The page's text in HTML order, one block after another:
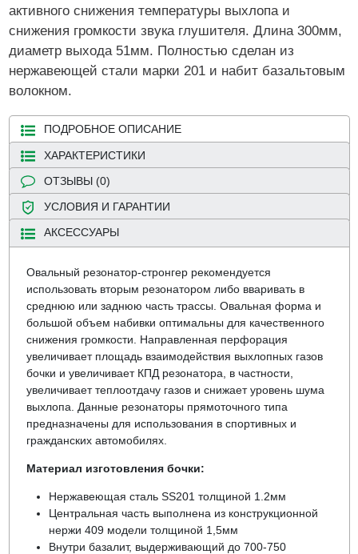
активного снижения температуры выхлопа и
снижения громкости звука глушителя. Длина 300мм,
диаметр выхода 51мм. Полностью сделан из
нержавеющей стали марки 201 и набит базальтовым
волокном.
ПОДРОБНОЕ ОПИСАНИЕ
ХАРАКТЕРИСТИКИ
ОТЗЫВЫ (0)
УСЛОВИЯ И ГАРАНТИИ
АКСЕССУАРЫ
Овальный резонатор-стронгер рекомендуется
использовать вторым резонатором либо вваривать в
среднюю или заднюю часть трассы. Овальная форма и
большой объем набивки оптимальны для качественного
снижения громкости. Направленная перфорация
увеличивает площадь взаимодействия выхлопных газов
бочки и увеличивает КПД резонатора, в частности,
увеличивает теплоотдачу газов и снижает уровень шума
выхлопа. Данные резонаторы прямоточного типа
предназначены для использования в спортивных и
гражданских автомобилях.
Материал изготовления бочки:
Нержавеющая сталь SS201 толщиной 1.2мм
Центральная часть выполнена из конструкционной
нержи 409 модели толщиной 1,5мм
Внутри базалит, выдерживающий до 700-750